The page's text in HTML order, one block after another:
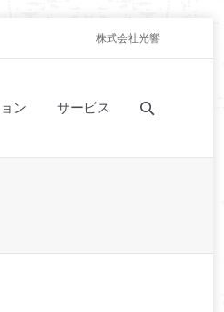
株式会社光響
ン サービス